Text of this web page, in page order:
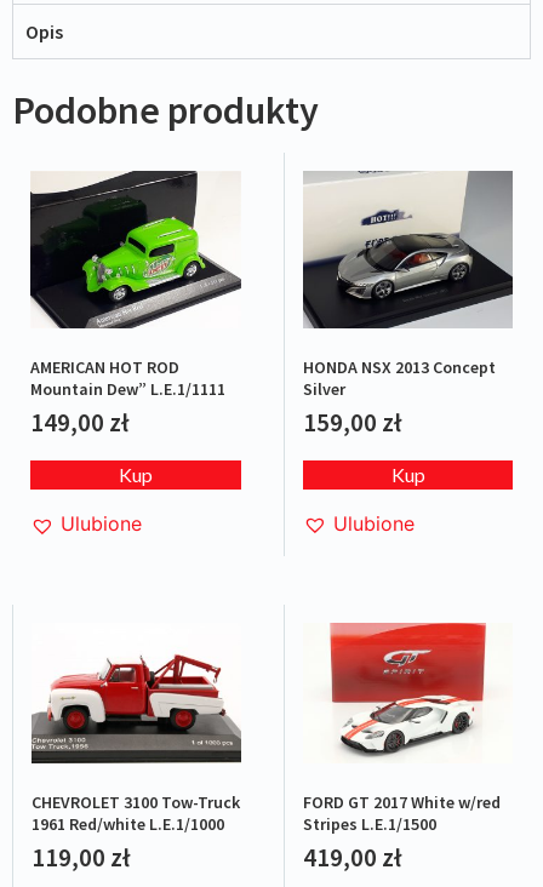
Opis
Podobne produkty
AMERICAN HOT ROD
Mountain Dew” L.E.1/1111
149,00 zł
Kup
Ulubione
HONDA NSX 2013 Concept
Silver
159,00 zł
Kup
Ulubione
CHEVROLET 3100 Tow-Truck
1961 Red/white L.E.1/1000
119,00 zł
FORD GT 2017 White w/red
Stripes L.E.1/1500
419,00 zł